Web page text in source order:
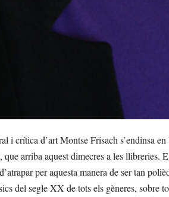
i crítica d’art Montse Frisach s’endinsa
arriba aquest dimecres a les llibreries.
per aquesta manera de ser tan
del segle XX de tots els gèneres, sobre